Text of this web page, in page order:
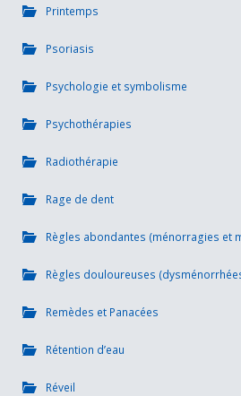
Printemps
Psoriasis
Psychologie et symbolisme
Psychothérapies
Radiothérapie
Rage de dent
Règles abondantes (ménorragies et
Règles douloureuses
Remèdes et Panacées
Rétention d’eau
Réveil